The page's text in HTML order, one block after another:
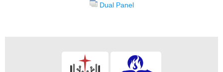
Dual Panel